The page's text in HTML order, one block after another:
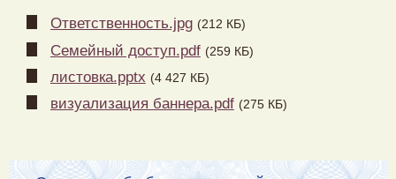
Ответственность.jpg (212 КБ)
Семейный доступ.pdf (259 КБ)
листовка.pptx (4 427 КБ)
визуализация баннера.pdf (275 КБ)